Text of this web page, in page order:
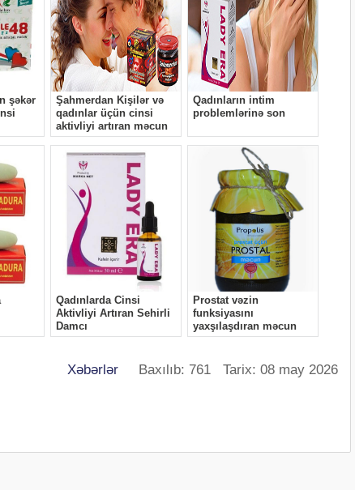
Xəbərlər Baxılıb: 761 Tarix: 08 may 2026